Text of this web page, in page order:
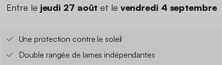
Entre le jeudi 27 août et le vendredi 4 septembre
Une protection contre le soleil
Double rangée de lames indépendantes